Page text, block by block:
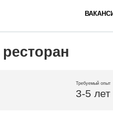
Требуемый опыт
3-5 лет